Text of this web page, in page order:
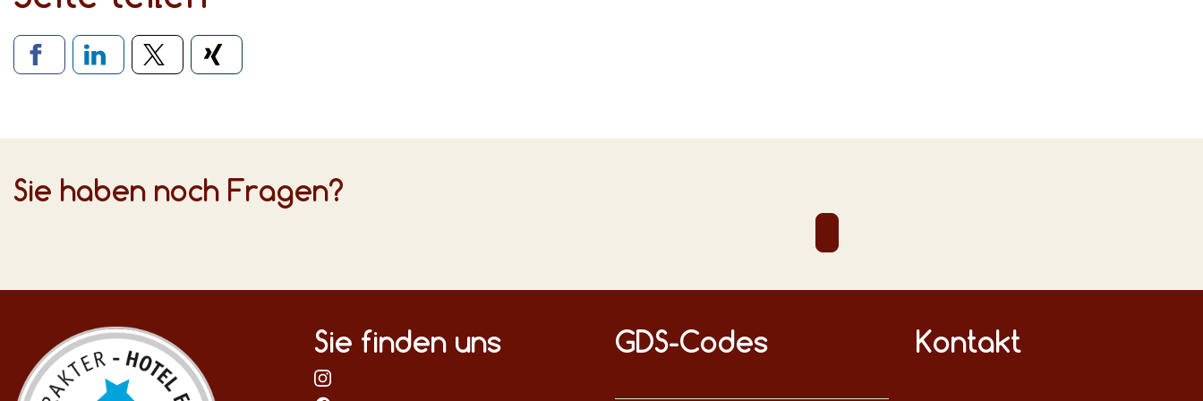
Verlinkung zu sozialen Medien
Sie haben noch Fragen?
Sie finden uns GDS-Codes Kontakt